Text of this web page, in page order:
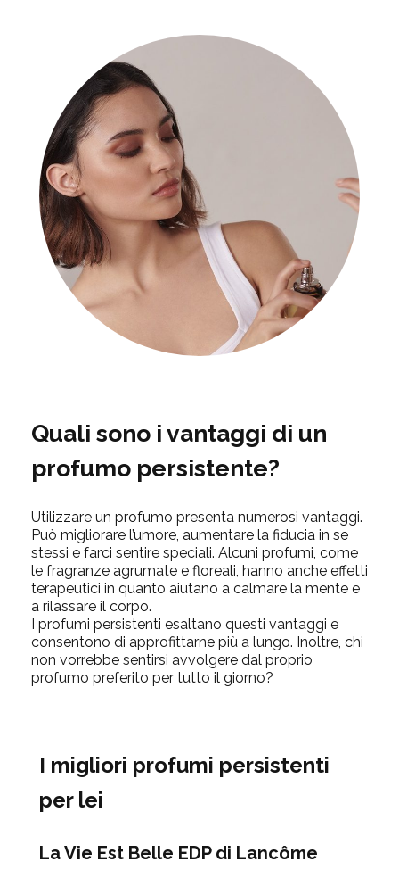
Quali sono i vantaggi di un
profumo persistente?
Utilizzare un profumo presenta numerosi vantaggi.
Può migliorare l’umore, aumentare la fiducia in se
stessi e farci sentire speciali. Alcuni profumi, come
le fragranze agrumate e floreali, hanno anche effetti
terapeutici in quanto aiutano a calmare la mente e
a rilassare il corpo.
I profumi persistenti esaltano questi vantaggi e
consentono di approfittarne più a lungo. Inoltre, chi
non vorrebbe sentirsi avvolgere dal proprio
profumo preferito per tutto il giorno?
I migliori profumi persistenti
per lei
La Vie Est Belle EDP di Lancôme